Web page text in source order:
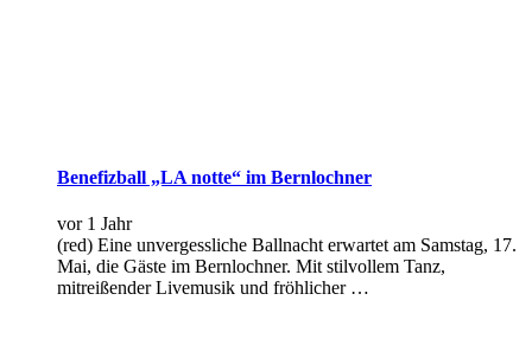
Benefizball „LA notte“ im Bernlochner
vor 1 Jahr
(red) Eine unvergessliche Ballnacht erwartet am Samstag, 17.
Mai, die Gäste im Bernlochner. Mit stilvollem Tanz,
mitreißender Livemusik und fröhlicher …